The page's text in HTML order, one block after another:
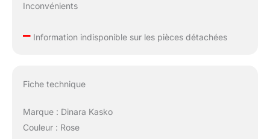
Inconvénients
–Information indisponible sur les pièces détachées
Fiche technique
Marque : Dinara Kasko
Couleur : Rose